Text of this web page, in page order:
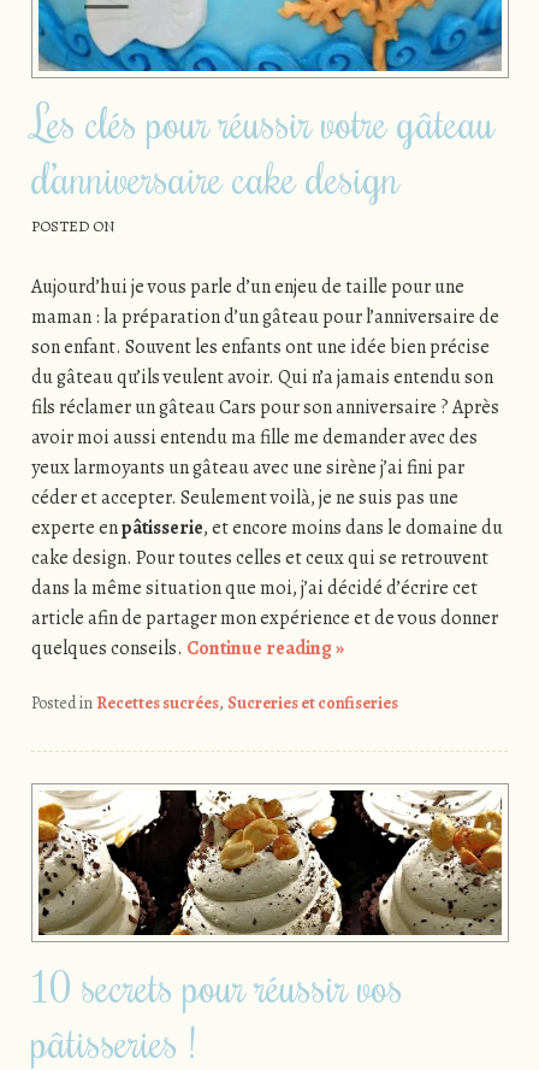
Les clés pour réussir votre gâteau
d’anniversaire cake design
POSTED ON
Aujourd’hui je vous parle d’un enjeu de taille pour une
maman : la préparation d’un gâteau pour l’anniversaire de
son enfant. Souvent les enfants ont une idée bien précise
du gâteau qu’ils veulent avoir. Qui n’a jamais entendu son
fils réclamer un gâteau Cars pour son anniversaire ? Après
avoir moi aussi entendu ma fille me demander avec des
yeux larmoyants un gâteau avec une sirène j’ai fini par
céder et accepter. Seulement voilà, je ne suis pas une
experte enpâtisserie, et encore moins dans le domaine du
cake design. Pour toutes celles et ceux qui se retrouvent
dans la même situation que moi, j’ai décidé d’écrire cet
article afin de partager mon expérience et de vous donner
quelques conseils. Continue reading»
Posted in Recettes sucrées, Sucreries et confiseries
10 secrets pour réussir vos
pâtisseries !